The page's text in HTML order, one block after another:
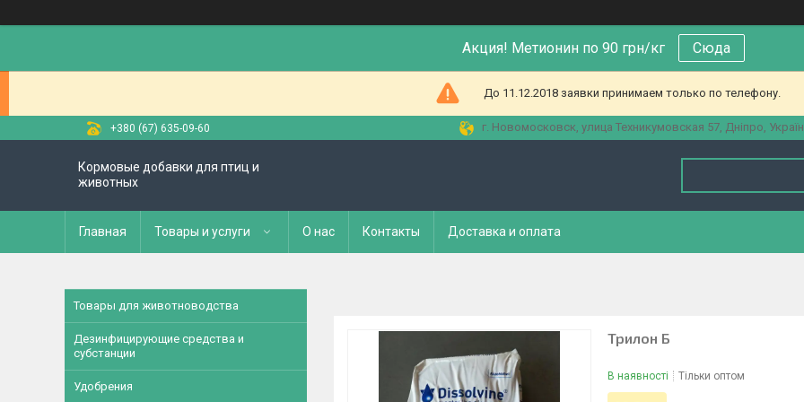
Акция! Метионин по 90 грн/кг Сюда
До 11.12.2018 заявки принимаем только по телефону.
+380 (67) 635-09-60 г. Новомосковск, улица Техникумовская 57, Дніпро,
Кормовые добавки для птиц и
животных
Главная Товары и услуги О нас Контакты Доставка и оплата
Трилон Б
В наявності Тільки оптом
Товары для животноводства
Дезинфицирующие средства и
субстанции
Удобрения